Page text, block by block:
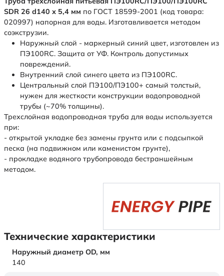
SDR 26 d140 х 5,4 мм по ГОСТ 18599-2001 (код товара:
020997) напорная для воды. Изготавливается методом
соэкструзии.
Наружный слой - маркерный синий цвет, изготовлен из
ПЭ100RC. Защита от УФ. Контроль допустимых
повреждений.
Внутренний слой синего цвета из ПЭ100RC.
Центральный слой ПЭ100/ПЭ100+ самый толстый,
нужен для жесткости конструкции водопроводной
трубы (~70% толщины).
Трехслойная водопроводная труба для воды используется
при:
- открытой укладке без замены грунта или с подсыпкой
песка (на подвижном или каменистом грунте),
- прокладке водяного трубопровода бестраншейным
методом.
Технические характеристики
Наружный диаметр OD, мм
140